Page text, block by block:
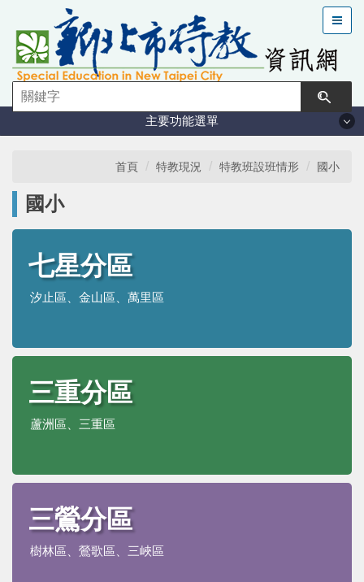
到
主
要
容
主要功能選單
特教現況
鑑定安置
課程與教學
學習輔導
支持服務
活動訊息
IEP
首頁 特教現況 特教班設班情形 國小
國小
七星分區
汐止區、金山區、萬里區
三重分區
蘆洲區、三重區
三鶯分區
樹林區、鶯歌區、三峽區